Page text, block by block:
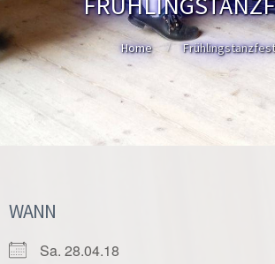
Home Frühlingstanzfest
WANN
Sa. 28.04.18